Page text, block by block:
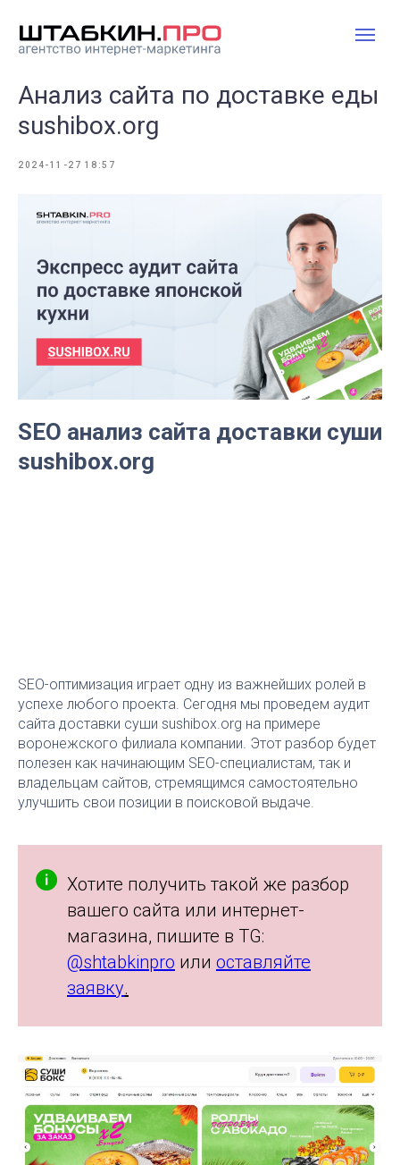
Анализ сайта по доставке еды
sushibox.org
2024-11-27 18:57
SEO анализ сайта доставки суши
sushibox.org
SEO-оптимизация играет одну из важнейших ролей в
успехе любого проекта. Сегодня мы проведем аудит
сайта доставки суши sushibox.org на примере
воронежского филиала компании. Этот разбор будет
полезен как начинающим SEO-специалистам, так и
владельцам сайтов, стремящимся самостоятельно
улучшить свои позиции в поисковой выдаче.
Хотите получить такой же разбор
вашего сайта или интернет-
магазина, пишите в TG:
@shtabkinpro или оставляйте
заявку.